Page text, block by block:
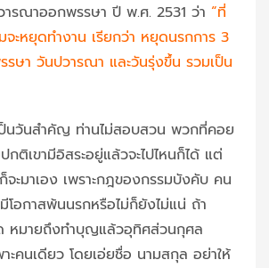
รณาออกพรรษา ปี พ.ศ. 2531 ว่า “ที่
ะหยุดทำงาน เรียกว่า หยุดนรกการ 3
ษา วันปวารณา และวันรุ่งขึ้น รวมเป็น
นวันสำคัญ ท่านไม่สอบสวน พวกที่คอย
ติเขามีอิสระอยู่แล้วจะไปไหนก็ได้ แต่
จะมาเอง เพราะกฎของกรรมบังคับ คน
โอกาสพ้นนรกหรือไม่ก็ยังไม่แน่ ถ้า
หมายถึงทำบุญแล้วอุทิศส่วนกุศล
าะคนเดียว โดยเอ่ยชื่อ นามสกุล อย่าให้